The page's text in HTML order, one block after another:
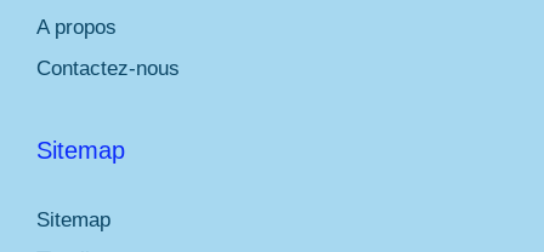
A propos
Contactez-nous
Sitemap
Sitemap